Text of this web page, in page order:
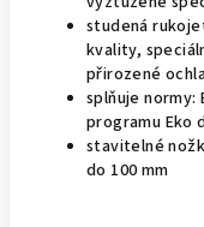
studená
kvality,
přirozené
splňuje normy:
programu Eko
stavitelné
do 100 mm